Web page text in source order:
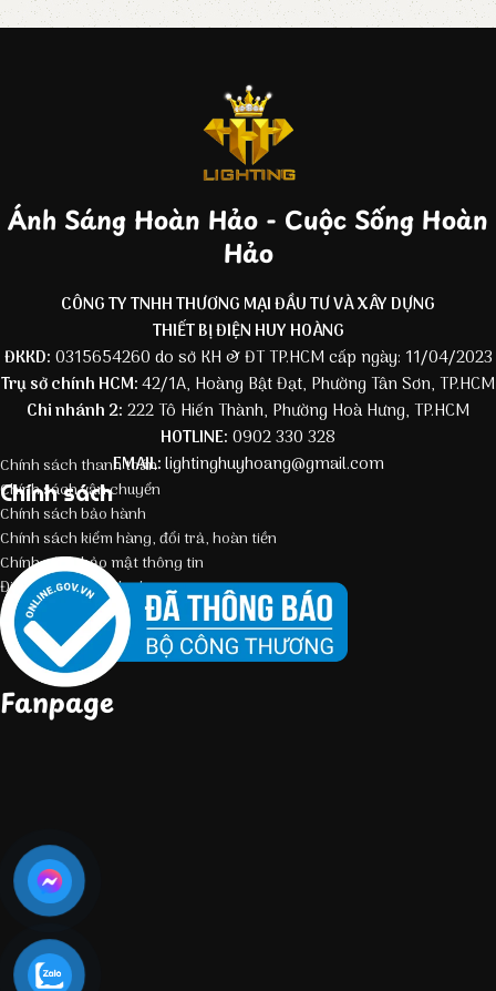
Ánh Sáng Hoàn Hảo - Cuộc Sống Hoàn
Hảo
CÔNG TY TNHH THƯƠNG MẠI ĐẦU TƯ VÀ XÂY DỰNG
THIẾT BỊ ĐIỆN HUY HOÀNG
ĐKKD: 0315654260 do sở KH & ĐT TP.HCM cấp ngày: 11/04/2023
Trụ sở chính HCM:42/1A, Hoàng Bật Đạt, Phường Tân Sơn, TP.HCM
Chi nhánh 2: 222 Tô Hiến Thành, Phường Hoà Hưng, TP.HCM
HOTLINE: 0902 330 328
EMAIL:lightinghuyhoang@gmail.com
Chính sách
Chính sách thanh toán
Chính sách vận chuyển
Chính sách bảo hành
Chính sách kiểm hàng, đổi trả, hoàn tiền
Chính sách bảo mật thông tin
Điều kiện giao dịch chung
Fanpage